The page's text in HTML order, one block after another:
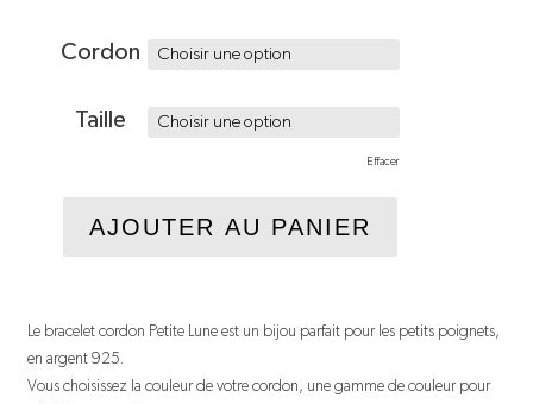
Cordon
Taille
Effacer
AJOUTER AU PANIER
Le bracelet cordon Petite Lune est un bijou parfait pour les petits poignets,
en argent 925.
Vous choisissez la couleur de votre cordon, une gamme de couleur pour